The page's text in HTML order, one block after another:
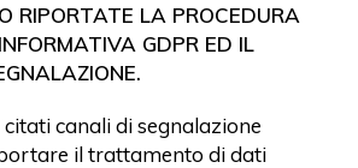
RIPORTATE LA PROCEDURA
GDPR ED IL
citati canali di segnalazione
il trattamento di dati